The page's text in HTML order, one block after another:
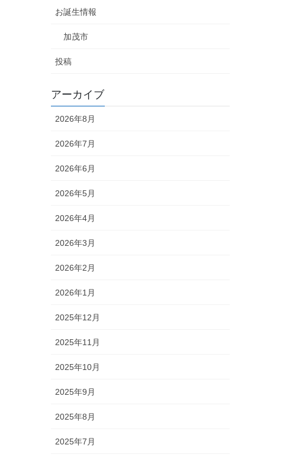
お誕生情報
加茂市
投稿
アーカイブ
2026年8月
2026年7月
2026年6月
2026年5月
2026年4月
2026年3月
2026年2月
2026年1月
2025年12月
2025年11月
2025年10月
2025年9月
2025年8月
2025年7月